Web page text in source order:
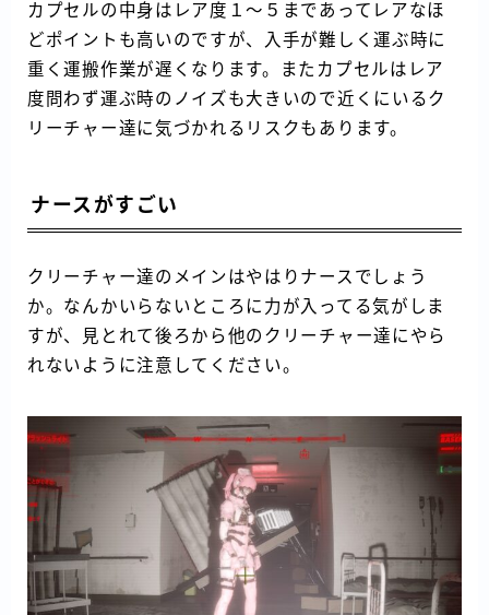
カプセルの中身はレア度１～５まであってレアなほ
どポイントも高いのですが、入手が難しく運ぶ時に
重く運搬作業が遅くなります。またカプセルはレア
度問わず運ぶ時のノイズも大きいので近くにいるク
リーチャー達に気づかれるリスクもあります。
ナースがすごい
クリーチャー達のメインはやはりナースでしょう
か。なんかいらないところに力が入ってる気がしま
すが、見とれて後ろから他のクリーチャー達にやら
れないように注意してください。